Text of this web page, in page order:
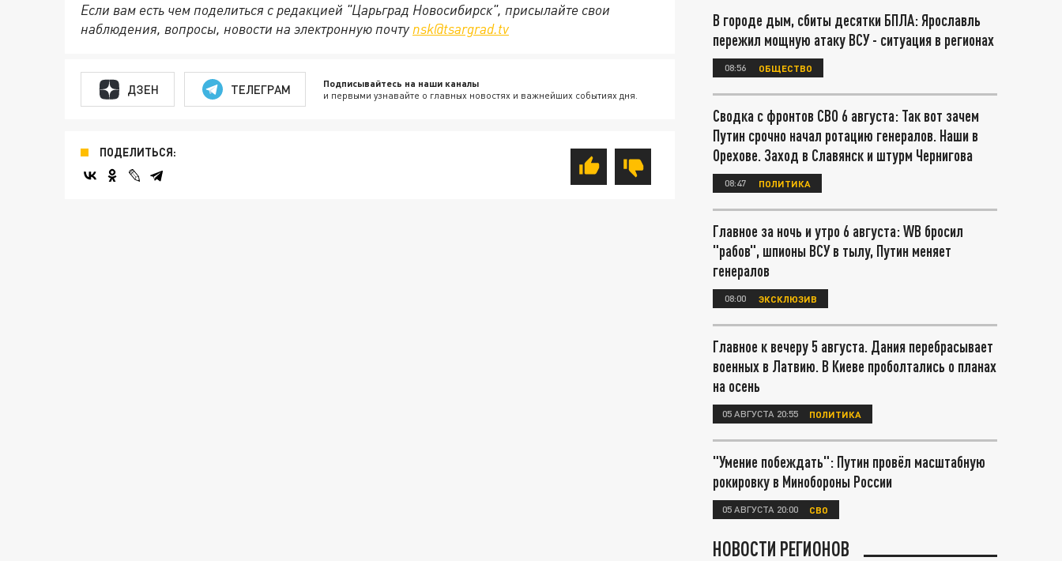
Если вам есть чем поделиться с редакцией "Царьград Новосибирск", присылайте свои
наблюдения, вопросы, новости на электронную почту nsk@tsargrad.tv
ДЗЕН ТЕЛЕГРАМ Подписывайтесь на наши каналы
и первыми узнавайте о главных новостях и важнейших событиях дня.
ПОДЕЛИТЬСЯ:
В городе дым, сбиты десятки БПЛА: Ярославль
пережил мощную атаку ВСУ - ситуация в регионах
08:56 ОБЩЕСТВО
Сводка с фронтов СВО 6 августа: Так вот зачем
Путин срочно начал ротацию генералов. Наши в
Орехове. Заход в Славянск и штурм Чернигова
08:47 ПОЛИТИКА
Главное за ночь и утро 6 августа: WB бросил
"рабов", шпионы ВСУ в тылу, Путин меняет
генералов
08:00 ЭКСКЛЮЗИВ
Главное к вечеру 5 августа. Дания перебрасывает
военных в Латвию. В Киеве проболтались о планах
на осень
05 АВГУСТА 20:55 ПОЛИТИКА
"Умение побеждать": Путин провёл масштабную
рокировку в Минобороны России
05 АВГУСТА 20:00 СВО
НОВОСТИ РЕГИОНОВ